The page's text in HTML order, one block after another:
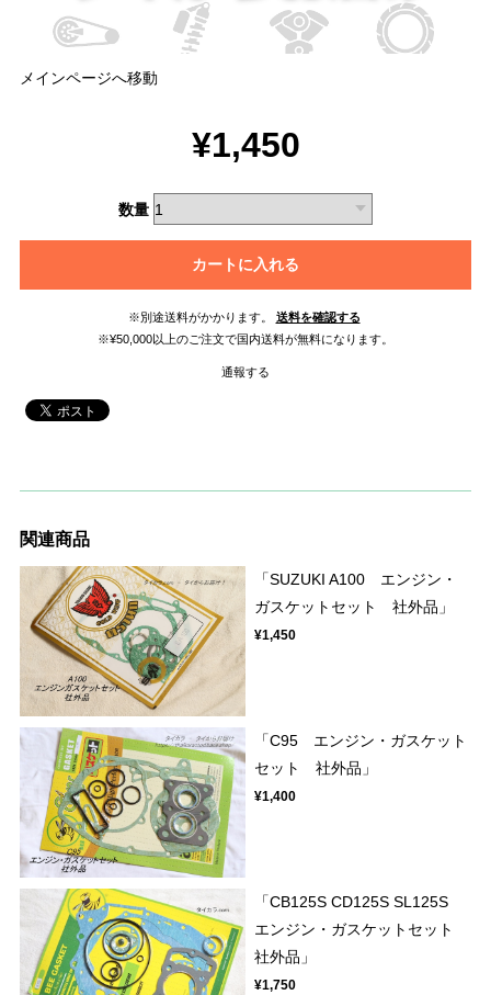
メインページへ移動
¥1,450
数量
カートに入れる
※別途送料がかかります。
送料を確認する
※¥50,000以上のご注文で国内送料が無料になります。
通報する
関連商品
「SUZUKI A100 エンジン・
ガスケットセット 社外品」
¥1,450
「C95 エンジン・ガスケット
セット 社外品」
¥1,400
「CB125S CD125S SL125S
エンジン・ガスケットセット
社外品」
¥1,750